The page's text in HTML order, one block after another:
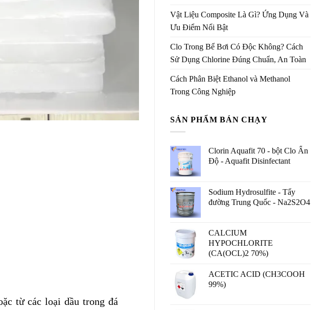
từ các loại dầu trong đá
Vật Liệu Composite Là Gì? Ứng Dụng Và
Ưu Điểm Nổi Bật
Clo Trong Bể Bơi Có Độc Không? Cách
Sử Dụng Chlorine Đúng Chuẩn, An Toàn
Cách Phân Biệt Ethanol và Methanol
Trong Công Nghiệp
SẢN PHẨM BÁN CHẠY
Clorin Aquafit 70 - bột Clo Ấn
Độ - Aquafit Disinfectant
Sodium Hydrosulfite - Tẩy
đường Trung Quốc - Na2S2O4
CALCIUM
HYPOCHLORITE
(CA(OCL)2 70%)
ACETIC ACID (CH3COOH
99%)